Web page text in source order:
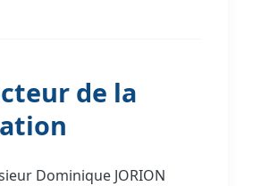
de la
Dominique JORION